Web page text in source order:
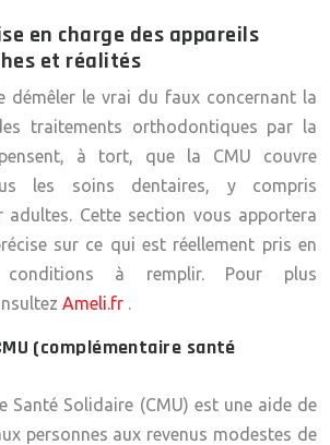
en charge des appareils
et réalités
démêler le vrai du faux concernant la
traitements orthodontiques par la
pensent, à tort, que la CMU couvre
les soins dentaires, y compris
adultes. Cette section vous apportera
sur ce qui est réellement pris en
à remplir. Pour plus
Ameli.fr .
(complémentaire santé
Santé Solidaire (CMU) est une aide de
personnes aux revenus modestes de